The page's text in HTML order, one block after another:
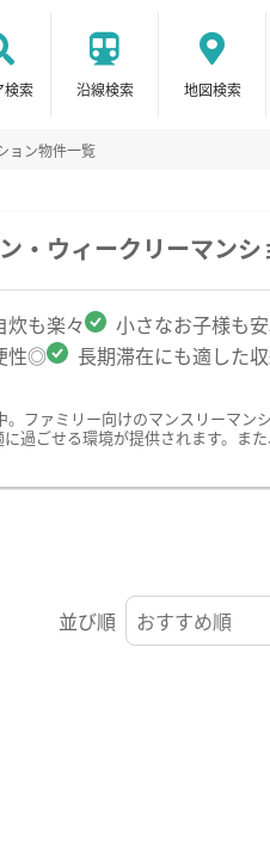
検索 沿線検索 地図検索
ョン物件一覧
・ウィークリーマンシ
炊も楽々
小さなお子様も
性◎ 長期滞在にも適した
ファミリー向けのマンスリーマン
過ごせる環境が提供されます。ま
並び順